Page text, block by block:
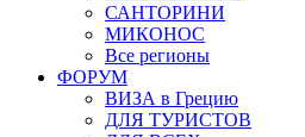
САНТОРИНИ
МИКОНОС
Все регионы
ФОРУМ
ВИЗА в Грецию
ДЛЯ ТУРИСТОВ